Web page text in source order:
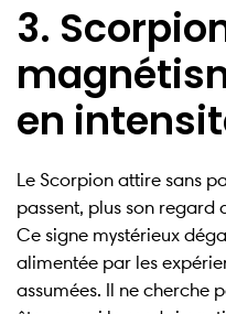
3.
en
Le Scorpion attire sans
passent, plus son regard
Ce signe mystérieux
alimentée par les
assumées. Il ne cherche